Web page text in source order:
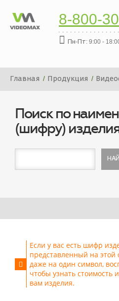
8-800-
Пн-Пт: 9:00 -
Главная Продукция
Поиск по
(шифру)
Если у вас есть шифр
представленный на этой
даже на один символ,
чтобы узнать стоимость
вам изделия.